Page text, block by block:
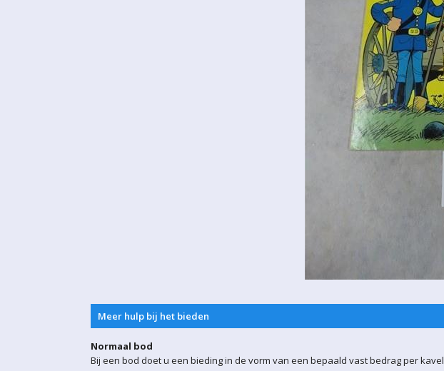
Meer hulp bij het bieden
Normaal bod
Bij een bod doet u een bieding in de vorm van een bepaald vast bedrag per kavel